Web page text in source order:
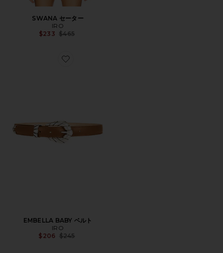
SWANA セーター
IRO
$233 Previous price:
$465
Favorite EMBELLA BABY ベルト
EMBELLA BABY ベルト
IRO
$206 Previous price:
$245